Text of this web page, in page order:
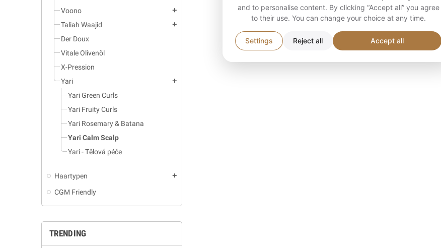
Voono
add
Taliah Waajid add
Der Doux
Vitale Olivenöl
X-Pression
Yari
add
Yari Green Curls
Yari Fruity Curls
Yari Rosemary & Batana
Yari Calm Scalp
Yari - Tělová péče
Haartypen add
CGM Friendly
TRENDING
and to personalise content. By clicking “Accept all” you agree
to their use. You can change your choice at any time.
Settings Reject all Accept all